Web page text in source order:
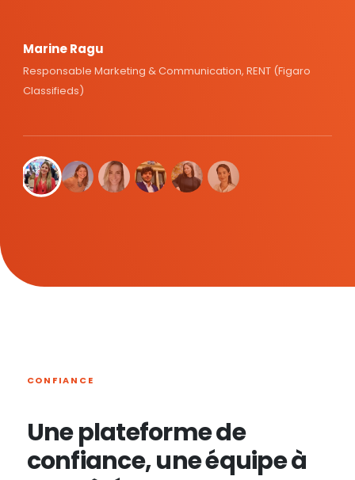
Marine Ragu
Responsable Marketing & Communication, RENT (Figaro
Classifieds)
CONFIANCE
Une plateforme de
confiance, une équipe à